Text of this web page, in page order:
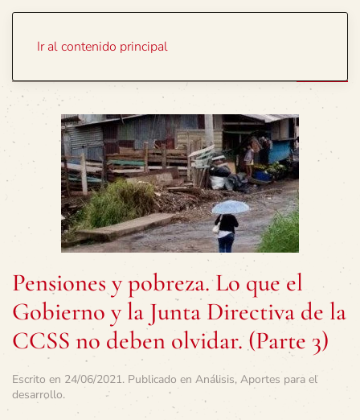
Ir al contenido principal
Pensiones y pobreza. Lo que el
Gobierno y la Junta Directiva de la
CCSS no deben olvidar. (Parte 3)
Escrito en 24/06/2021. Publicado en Análisis, Aportes para el
desarrollo.